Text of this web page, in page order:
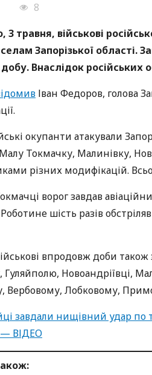
8
3 травня, військові
Запорізької області.
добу. Внаслідок російських
Іван Федоров, голова
окупанти атакували
Токмачку, Малинівку,
різних модифікацій.
ворог завдав
шість разів
впродовж доби
Гуляйполю, Новоандріївці,
Вербовому, Лобковому,
завдали нищівний удар по
ВІДЕО